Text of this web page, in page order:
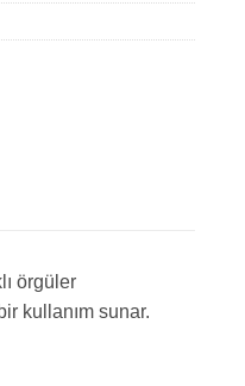
örgüler
kullanım sunar.